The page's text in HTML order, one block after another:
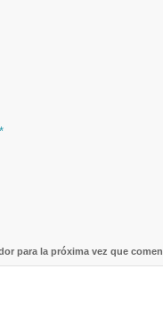
*
para la próxima vez que